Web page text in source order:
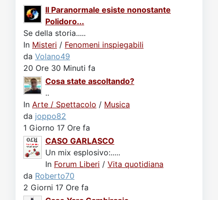
Il Paranormale esiste nonostante
Polidoro...
Se della storia.....
In Misteri / Fenomeni inspiegabili
da Volano49
20 Ore 30 Minuti fa
Cosa state ascoltando?
..
In Arte / Spettacolo / Musica
da joppo82
1 Giorno 17 Ore fa
CASO GARLASCO
Un mix esplosivo:.....
In Forum Liberi / Vita quotidiana
da Roberto70
2 Giorni 17 Ore fa